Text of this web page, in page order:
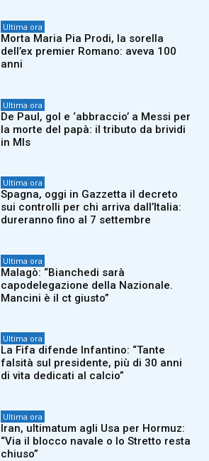
Ultima ora
Morta Maria Pia Prodi, la sorella
dell’ex premier Romano: aveva 100
anni
Ultima ora
De Paul, gol e ‘abbraccio’ a Messi per
la morte del papà: il tributo da brividi
in Mls
Ultima ora
Spagna, oggi in Gazzetta il decreto
sui controlli per chi arriva dall’Italia:
dureranno fino al 7 settembre
Ultima ora
Malagò: “Bianchedi sarà
capodelegazione della Nazionale.
Mancini è il ct giusto”
Ultima ora
La Fifa difende Infantino: “Tante
falsità sul presidente, più di 30 anni
di vita dedicati al calcio”
Ultima ora
Iran, ultimatum agli Usa per Hormuz:
“Via il blocco navale o lo Stretto resta
chiuso”